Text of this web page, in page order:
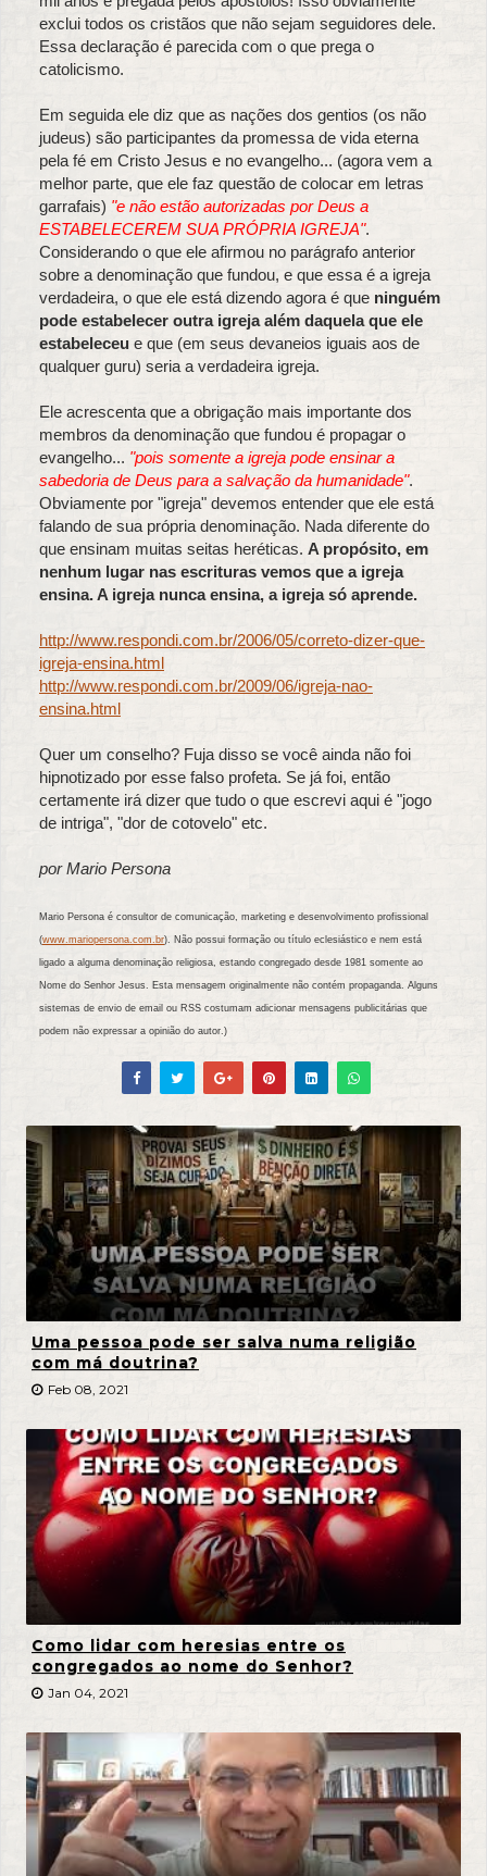
exclui todos os cristãos que não sejam seguidores dele.
Essa declaração é parecida com o que prega o
catolicismo.
Em seguida ele diz que as nações dos gentios (os não
judeus) são participantes da promessa de vida eterna
pela fé em Cristo Jesus e no evangelho... (agora vem a
melhor parte, que ele faz questão de colocar em letras
garrafais) "e não estão autorizadas por Deus a
ESTABELECEREM SUA PRÓPRIA IGREJA".
Considerando o que ele afirmou no parágrafo anterior
sobre a denominação que fundou, e que essa é a igreja
verdadeira, o que ele está dizendo agora é que ninguém
pode estabelecer outra igreja além daquela que ele
estabeleceu e que (em seus devaneios iguais aos de
qualquer guru) seria a verdadeira igreja.
Ele acrescenta que a obrigação mais importante dos
membros da denominação que fundou é propagar o
evangelho... "pois somente a igreja pode ensinar a
sabedoria de Deus para a salvação da humanidade".
Obviamente por "igreja" devemos entender que ele está
falando de sua própria denominação. Nada diferente do
que ensinam muitas seitas heréticas. A propósito, em
nenhum lugar nas escrituras vemos que a igreja
ensina. A igreja nunca ensina, a igreja só aprende.
http://www.respondi.com.br/2006/05/correto-dizer-que-
igreja-ensina.html
http://www.respondi.com.br/2009/06/igreja-nao-
ensina.html
Quer um conselho? Fuja disso se você ainda não foi
hipnotizado por esse falso profeta. Se já foi, então
certamente irá dizer que tudo o que escrevi aqui é "jogo
de intriga", "dor de cotovelo" etc.
por Mario Persona
Mario Persona é consultor de comunicação, marketing e desenvolvimento profissional
(www.mariopersona.com.br). Não possui formação ou título eclesiástico e nem está
ligado a alguma denominação religiosa, estando congregado desde 1981 somente ao
Nome do Senhor Jesus. Esta mensagem originalmente não contém propaganda. Alguns
sistemas de envio de email ou RSS costumam adicionar mensagens publicitárias que
podem não expressar a opinião do autor.)
Uma pessoa pode ser salva numa religião
com má doutrina?
Feb 08, 2021
Como lidar com heresias entre os
congregados ao nome do Senhor?
Jan 04, 2021